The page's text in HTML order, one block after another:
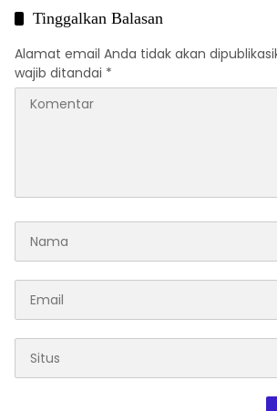
Tinggalkan Balasan
Alamat email Anda tidak akan
wajib ditandai *